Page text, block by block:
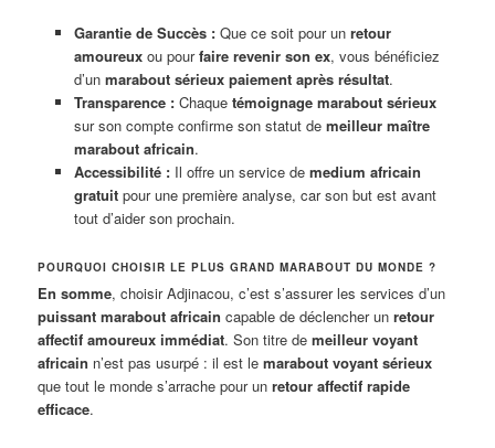
Garantie de Succès :Que ce soit pour un retour
amoureuxou pourfaire revenir son ex, vous bénéficiez
d’un marabout sérieux paiement après résultat.
Transparence :Chaque témoignage marabout sérieux
sur son compte confirme son statut de meilleur maître
marabout africain.
Accessibilité :Il offre un service de medium africain
gratuitpour une première analyse, car son but est avant
tout d’aider son prochain.
POURQUOI CHOISIR LE PLUS GRAND MARABOUT DU MONDE ?
En somme, choisir Adjinacou, c’est s’assurer les services d’un
puissant marabout africain capable de déclencher unretour
affectif amoureux immédiat. Son titre demeilleur voyant
africain n’est pas usurpé : il est lemarabout voyant sérieux
que tout le monde s’arrache pour unretour affectif rapide
efficace.